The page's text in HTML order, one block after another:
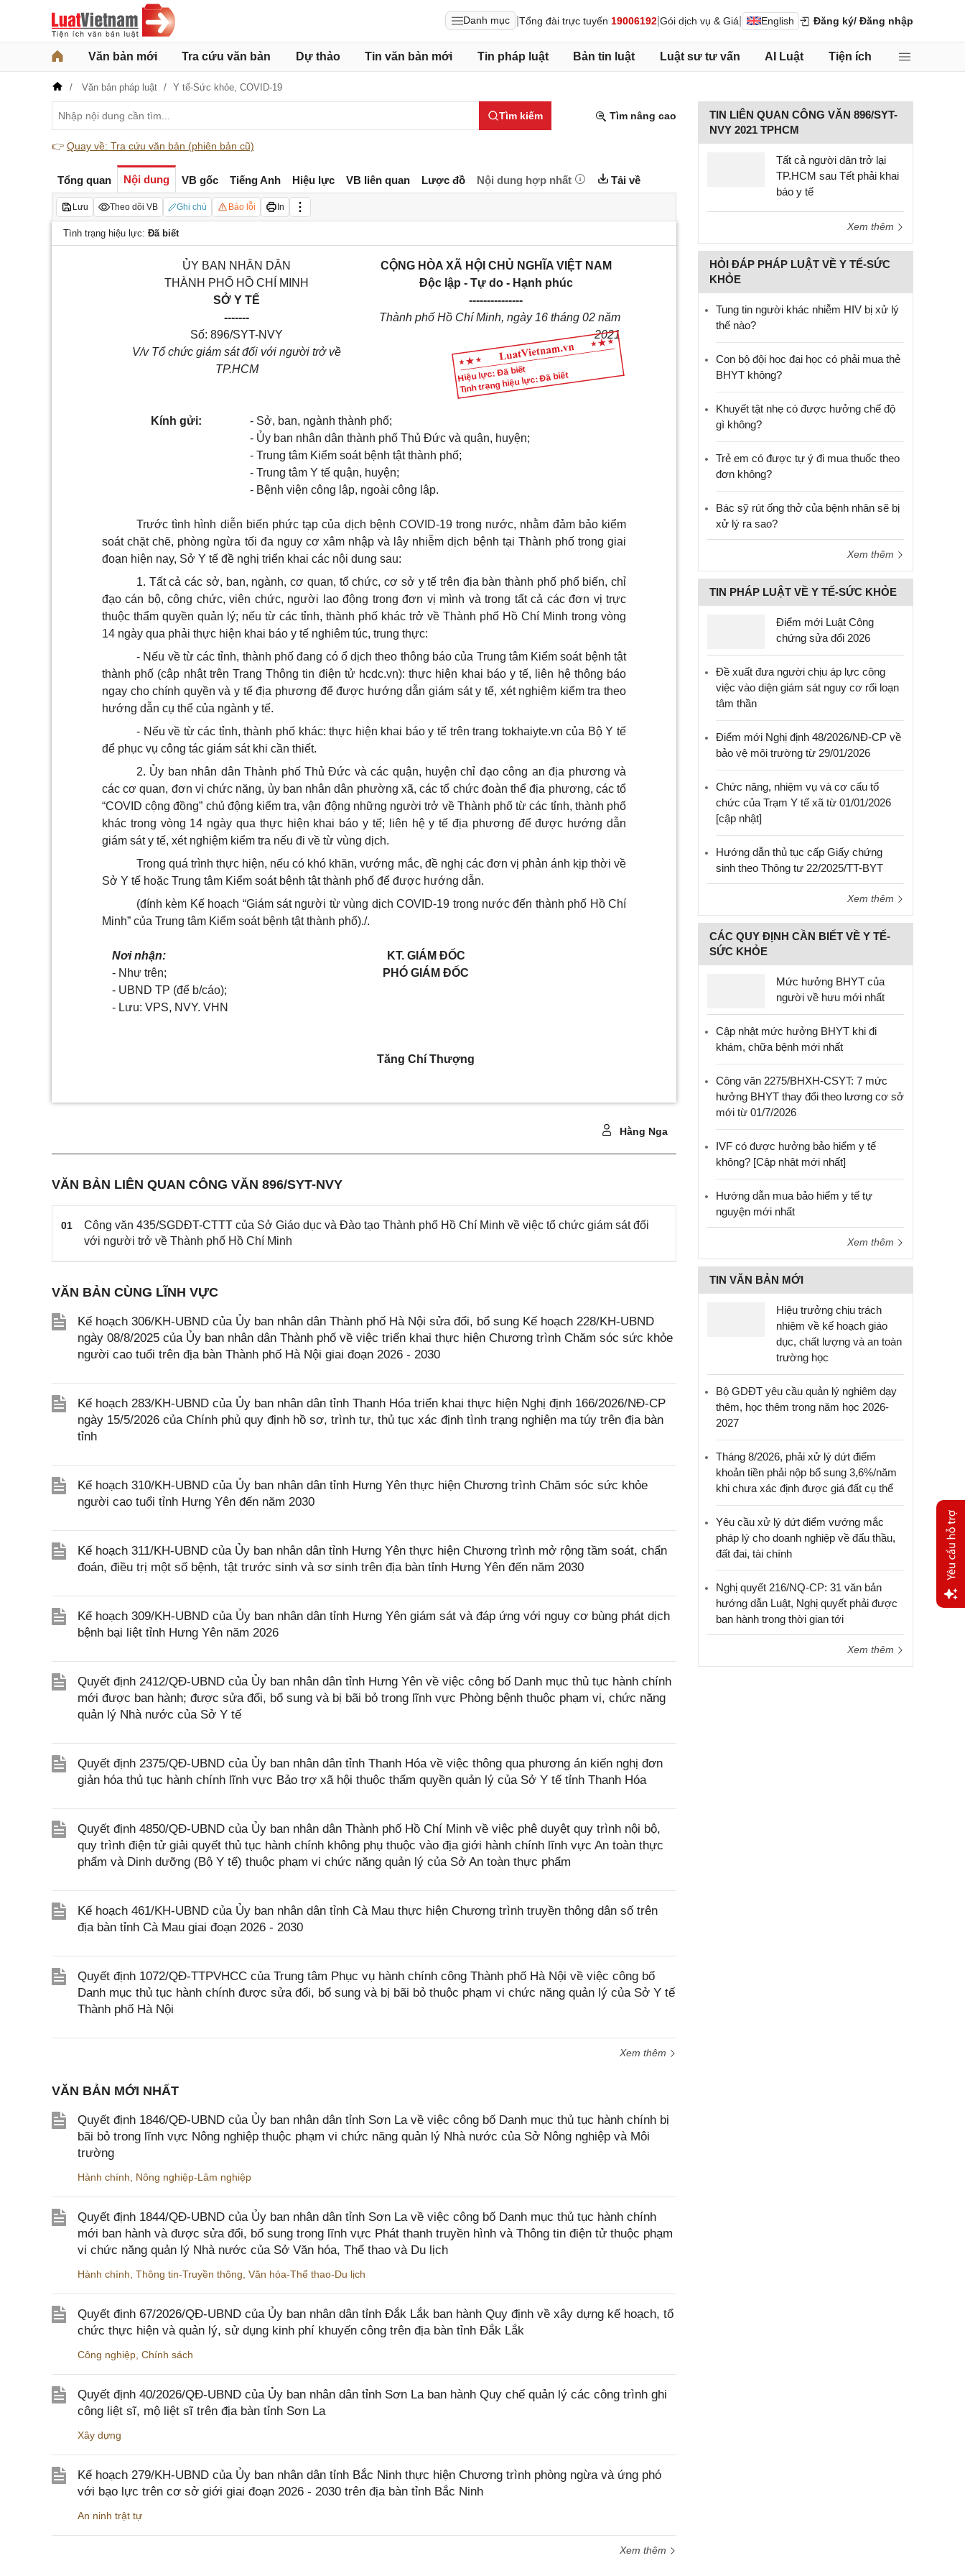
Danh mục Tổng đài trực tuyến 19006192 Gói dịch vụ & Giá English Đăng ký/ Đăng nhập
Văn bản mới Tra cứu văn bản Dự thảo Tin văn bản mới Tin pháp luật Bản tin luật Luật sư tư vấn AI Luật Tiện ích
Văn bản pháp luật Y tế-Sức khỏe, COVID-19
Tìm kiếm Tìm nâng cao
👉 Quay về: Tra cứu văn bản (phiên bản cũ)
Tổng quan Nội dung VB gốc Tiếng Anh Hiệu lực VB liên quan Lược đồ Nội dung hợp nhất Tải về
Lưu Theo dõi VB Ghi chú Báo lỗi In
Tình trạng hiệu lực: Đã biết
Hiệu lực: Đã biết
Tình trạng hiệu lực: Đã biết
ỦY BAN NHÂN DÂN
THÀNH PHỐ HỒ CHÍ MINH
SỞ Y TẾ
-------
Số: 896/SYT-NVY
V/v Tổ chức giám sát đối với người trở về
TP.HCM
CỘNG HÒA XÃ HỘI CHỦ NGHĨA VIỆT NAM
Độc lập - Tự do - Hạnh phúc
---------------
Thành phố Hồ Chí Minh, ngày 16 tháng 02 năm
2021
Kính gửi: - Sở, ban, ngành thành phố;
- Ủy ban nhân dân thành phố Thủ Đức và quận, huyện;
- Trungtâm Kiểm soát bệnh tật thành phố;
- Trung tâm Y tế quận, huyện;
- Bệnh viện công lập, ngoài công lập.
Trước tình hình diễn biến phức tạp của dịch bệnh COVID-19 trong nước, nhằm đảm bảo kiểm
soát chặt chẽ, phòng ngừa tối đa nguy cơ xâm nhập và lây nhiễm dịch bệnh tại Thành phốtrong giai
đoạn hiện nay, Sở Y tế đề nghị triển khai các nội dung sau:
1. Tất cả các sở, ban, ngành, cơ quan, tổchức, cơ sở y tế trên địa bàn thành phố phổbiến, chỉ
đạo cán bộ, công chức, viên chức, người lao động trong đơn vị mình và trong tất cả các đơn vị trực
thuộc thẩm quyền quản lý; nếu từ các tỉnh, thành phố khác trở về Thành phố Hồ Chí Minh trong vòng
14 ngày qua phải thực hiện khai báo y tế nghiêm túc, trung thực:
- Nếu về từ các tỉnh, thành phố đang có ổ dịch theo thông báo của Trung tâm Kiểm soát bệnh tật
thành phố (cập nhật trên Trang Thông tin điện tử hcdc.vn): thực hiện khai báo y tế, liên hệ thông báo
ngay cho chính quyền và y tế địa phương để được hướng dẫn giám sát y tế, xét nghiệm kiểm tra theo
hướng dẫn cụ thể của ngành y tế.
- Nếu về từ các tỉnh, thành phố khác: thực hiện khai báo y tế trên trang tokhaiyte.vn của Bộ Y tế
để phục vụ công tác giám sát khi cần thiết.
2. Ủy ban nhân dân Thành phố Thủ Đức và các quận, huyện chỉ đạo công an địa phương và
các cơ quan, đơn vị chức năng, ủy ban nhân dân phường xã, các tổ chức đoàn thể địa phương, các tổ
“COVID cộng đồng” chủ động kiểm tra, vận động những người trở về Thành phố từ các tỉnh, thành phố
khác trong vòng 14 ngày qua thực hiện khai báo y tế; liên hệ y tế địa phương để được hướng dẫn
giám sát y tế, xét nghiệm kiểm tra nếu đi về từ vùng dịch.
Trong quá trình thực hiện, nếu có khó khăn, vướng mắc, đề nghị các đơn vị phản ánh kịp thời về
Sở Y tế hoặc Trung tâm Kiểm soát bệnh tật thành phố để được hướng dẫn.
(đính kèm Kế hoạch “Giám sát người từ vùng dịch COVID-19 trong nước đến thành phố Hồ Chí
Minh” của Trung tâm Kiểm soát bệnh tật thành phố)./.
Nơi nhận:
- Như trên;
- UBND TP (để b/cáo);
- Lưu: VPS, NVY. VHN
KT. GIÁM ĐỐC
PHÓ GIÁM ĐỐC
Tăng Chí Thượng
Hằng Nga
VĂN BẢN LIÊN QUAN CÔNG VĂN 896/SYT-NVY
01
Công văn 435/SGDĐT-CTTT của Sở Giáo dục và Đào tạo Thành phố Hồ Chí Minh về việc tổ chức giám sát đối
với người trở về Thành phố Hồ Chí Minh
VĂN BẢN CÙNG LĨNH VỰC
Kế hoạch 306/KH-UBND của Ủy ban nhân dân Thành phố Hà Nội sửa đổi, bổ sung Kế hoạch 228/KH-UBND
ngày 08/8/2025 của Ủy ban nhân dân Thành phố về việc triển khai thực hiện Chương trình Chăm sóc sức khỏe
người cao tuổi trên địa bàn Thành phố Hà Nội giai đoạn 2026 - 2030
Kế hoạch 283/KH-UBND của Ủy ban nhân dân tỉnh Thanh Hóa triển khai thực hiện Nghị định 166/2026/NĐ-CP
ngày 15/5/2026 của Chính phủ quy định hồ sơ, trình tự, thủ tục xác định tình trạng nghiện ma túy trên địa bàn
tỉnh
Kế hoạch 310/KH-UBND của Ủy ban nhân dân tỉnh Hưng Yên thực hiện Chương trình Chăm sóc sức khỏe
người cao tuổi tỉnh Hưng Yên đến năm 2030
Kế hoạch 311/KH-UBND của Ủy ban nhân dân tỉnh Hưng Yên thực hiện Chương trình mở rộng tầm soát, chẩn
đoán, điều trị một số bệnh, tật trước sinh và sơ sinh trên địa bàn tỉnh Hưng Yên đến năm 2030
Kế hoạch 309/KH-UBND của Ủy ban nhân dân tỉnh Hưng Yên giám sát và đáp ứng với nguy cơ bùng phát dịch
bệnh bại liệt tỉnh Hưng Yên năm 2026
Quyết định 2412/QĐ-UBND của Ủy ban nhân dân tỉnh Hưng Yên về việc công bố Danh mục thủ tục hành chính
mới được ban hành; được sửa đổi, bổ sung và bị bãi bỏ trong lĩnh vực Phòng bệnh thuộc phạm vi, chức năng
quản lý Nhà nước của Sở Y tế
Quyết định 2375/QĐ-UBND của Ủy ban nhân dân tỉnh Thanh Hóa về việc thông qua phương án kiến nghị đơn
giản hóa thủ tục hành chính lĩnh vực Bảo trợ xã hội thuộc thẩm quyền quản lý của Sở Y tế tỉnh Thanh Hóa
Quyết định 4850/QĐ-UBND của Ủy ban nhân dân Thành phố Hồ Chí Minh về việc phê duyệt quy trình nội bộ,
quy trình điện tử giải quyết thủ tục hành chính không phụ thuộc vào địa giới hành chính lĩnh vực An toàn thực
phẩm và Dinh dưỡng (Bộ Y tế) thuộc phạm vi chức năng quản lý của Sở An toàn thực phẩm
Kế hoạch 461/KH-UBND của Ủy ban nhân dân tỉnh Cà Mau thực hiện Chương trình truyền thông dân số trên
địa bàn tỉnh Cà Mau giai đoạn 2026 - 2030
Quyết định 1072/QĐ-TTPVHCC của Trung tâm Phục vụ hành chính công Thành phố Hà Nội về việc công bố
Danh mục thủ tục hành chính được sửa đổi, bổ sung và bị bãi bỏ thuộc phạm vi chức năng quản lý của Sở Y tế
Thành phố Hà Nội
Xem thêm
VĂN BẢN MỚI NHẤT
Quyết định 1846/QĐ-UBND của Ủy ban nhân dân tỉnh Sơn La về việc công bố Danh mục thủ tục hành chính bị
bãi bỏ trong lĩnh vực Nông nghiệp thuộc phạm vi chức năng quản lý Nhà nước của Sở Nông nghiệp và Môi
trường
Hành chính Nông nghiệp-Lâm nghiệp
Quyết định 1844/QĐ-UBND của Ủy ban nhân dân tỉnh Sơn La về việc công bố Danh mục thủ tục hành chính
mới ban hành và được sửa đổi, bổ sung trong lĩnh vực Phát thanh truyền hình và Thông tin điện tử thuộc phạm
vi chức năng quản lý Nhà nước của Sở Văn hóa, Thể thao và Du lịch
Hành chính Thông tin-Truyền thông Văn hóa-Thể thao-Du lịch
Quyết định 67/2026/QĐ-UBND của Ủy ban nhân dân tỉnh Đắk Lắk ban hành Quy định về xây dựng kế hoạch, tổ
chức thực hiện và quản lý, sử dụng kinh phí khuyến công trên địa bàn tỉnh Đắk Lắk
Công nghiệp Chính sách
Quyết định 40/2026/QĐ-UBND của Ủy ban nhân dân tỉnh Sơn La ban hành Quy chế quản lý các công trình ghi
công liệt sĩ, mộ liệt sĩ trên địa bàn tỉnh Sơn La
Xây dựng
Kế hoạch 279/KH-UBND của Ủy ban nhân dân tỉnh Bắc Ninh thực hiện Chương trình phòng ngừa và ứng phó
với bạo lực trên cơ sở giới giai đoạn 2026 - 2030 trên địa bàn tỉnh Bắc Ninh
An ninh trật tự
Xem thêm
TIN LIÊN QUAN CÔNG VĂN 896/SYT-
NVY 2021 TPHCM
Tất cả người dân trở lại
TP.HCM sau Tết phải khai
báo y tế
Xem thêm
HỎI ĐÁP PHÁP LUẬT VỀ Y TẾ-SỨC
KHỎE
Tung tin người khác nhiễm HIV bị xử lý
thế nào?
Con bộ đội học đại học có phải mua thẻ
BHYT không?
Khuyết tật nhẹ có được hưởng chế độ
gì không?
Trẻ em có được tự ý đi mua thuốc theo
đơn không?
Bác sỹ rút ống thở của bệnh nhân sẽ bị
xử lý ra sao?
Xem thêm
TIN PHÁP LUẬT VỀ Y TẾ-SỨC KHỎE
Điểm mới Luật Công
chứng sửa đổi 2026
Đề xuất đưa người chịu áp lực công
việc vào diện giám sát nguy cơ rối loạn
tâm thần
Điểm mới Nghị định 48/2026/NĐ-CP về
bảo vệ môi trường từ 29/01/2026
Chức năng, nhiệm vụ và cơ cấu tổ
chức của Trạm Y tế xã từ 01/01/2026
[cập nhật]
Hướng dẫn thủ tục cấp Giấy chứng
sinh theo Thông tư 22/2025/TT-BYT
Xem thêm
CÁC QUY ĐỊNH CẦN BIẾT VỀ Y TẾ-
SỨC KHỎE
Mức hưởng BHYT của
người về hưu mới nhất
Cập nhật mức hưởng BHYT khi đi
khám, chữa bệnh mới nhất
Công văn 2275/BHXH-CSYT: 7 mức
hưởng BHYT thay đổi theo lương cơ sở
mới từ 01/7/2026
IVF có được hưởng bảo hiểm y tế
không? [Cập nhật mới nhất]
Hướng dẫn mua bảo hiểm y tế tự
nguyện mới nhất
Xem thêm
TIN VĂN BẢN MỚI
Hiệu trưởng chịu trách
nhiệm về kế hoạch giáo
dục, chất lượng và an toàn
trường học
Bộ GDĐT yêu cầu quản lý nghiêm dạy
thêm, học thêm trong năm học 2026-
2027
Tháng 8/2026, phải xử lý dứt điểm
khoản tiền phải nộp bổ sung 3,6%/năm
khi chưa xác định được giá đất cụ thể
Yêu cầu xử lý dứt điểm vướng mắc
pháp lý cho doanh nghiệp về đấu thầu,
đất đai, tài chính
Nghị quyết 216/NQ-CP: 31 văn bản
hướng dẫn Luật, Nghị quyết phải được
ban hành trong thời gian tới
Xem thêm